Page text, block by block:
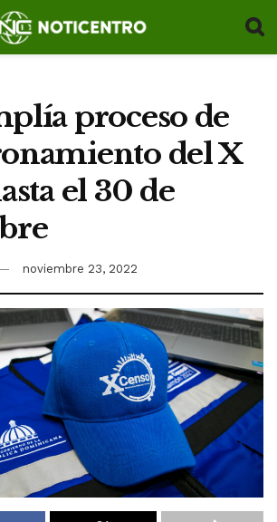
proceso de
del X
el 30 de
noviembre 23, 2022